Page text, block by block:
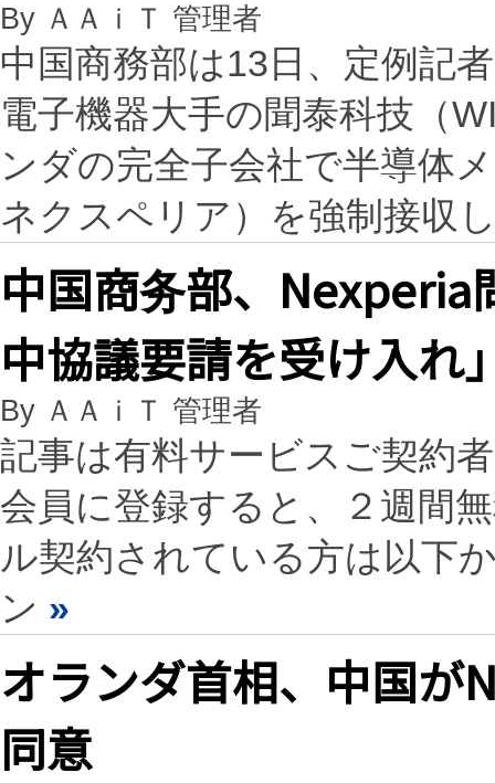
By ＡＡｉＴ 管理者
中国商務部は13日、定例記
電子機器大手の聞泰科技（
ンダの完全子会社で半導体
ネクスペリア）を強制接収
中国商务部、Nexperia
中協議要請を受け入れ
By ＡＡｉＴ 管理者
記事は有料サービスご契約
会員に登録すると、２週間
ル契約されている方は以下
ン »
オランダ首相、中国が
同意